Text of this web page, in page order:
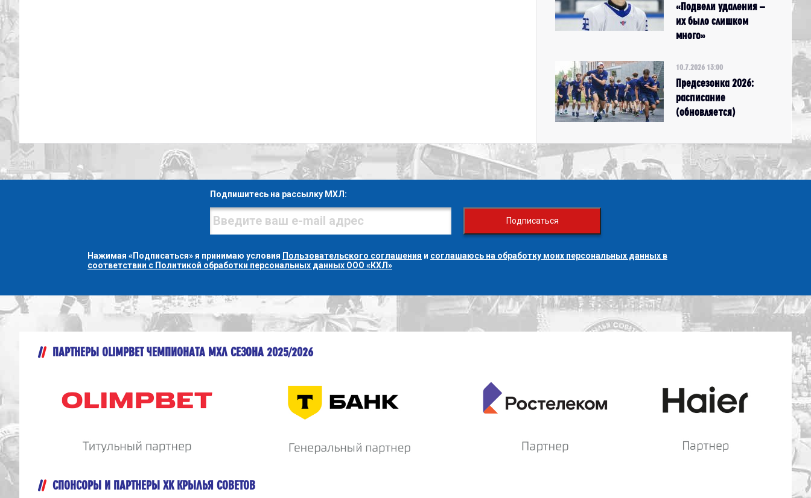
«Подвели удаления –
их было слишком
много»
10.7.2026 13:00
Предсезонка 2026:
расписание
(обновляется)
Подпишитесь на рассылку МХЛ:
Подписаться
Нажимая «Подписаться» я принимаю условия Пользовательского соглашения и соглашаюсь на обработку моих персональных данных в
соответствии с Политикой обработки персональных данных ООО «КХЛ»
ПАРТНЕРЫ OLIMPBET ЧЕМПИОНАТА МХЛ СЕЗОНА 2025/2026
СПОНСОРЫ И ПАРТНЕРЫ ХК КРЫЛЬЯ СОВЕТОВ